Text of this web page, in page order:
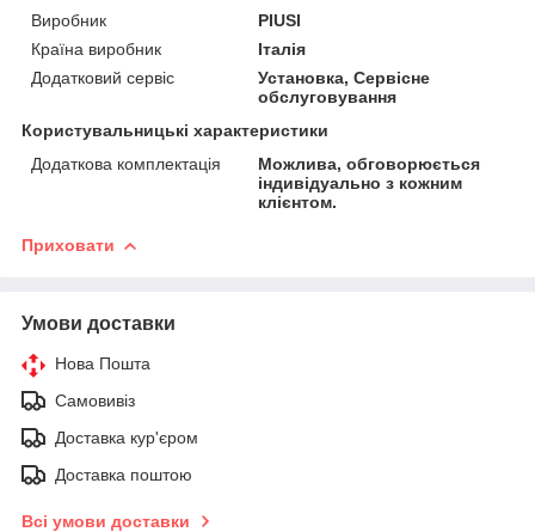
Виробник
PIUSI
Країна виробник
Італія
Додатковий сервіс
Установка, Сервісне
обслуговування
Користувальницькі характеристики
Додаткова комплектація
Можлива, обговорюється
індивідуально з кожним
клієнтом.
Приховати
Умови доставки
Нова Пошта
Самовивіз
Доставка кур'єром
Доставка поштою
Всі умови доставки